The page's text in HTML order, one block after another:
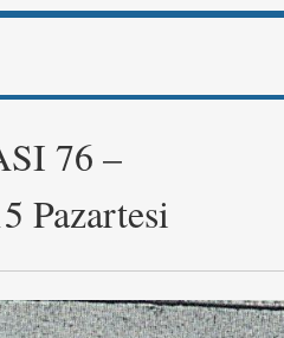
76 –
Pazartesi